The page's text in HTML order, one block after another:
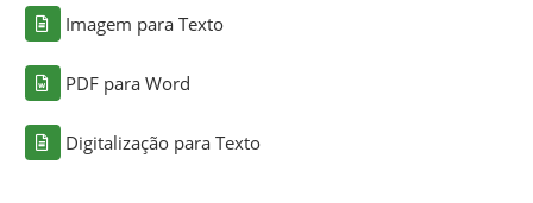
Imagem para Texto
PDF para Word
Digitalização para Texto